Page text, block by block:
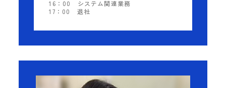
16：00
システム関連業務
17：00
退社